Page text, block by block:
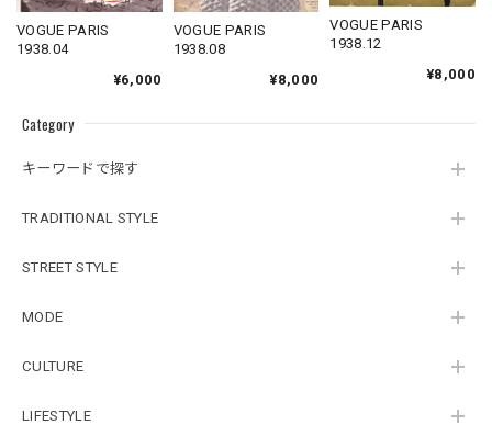
Category
キーワードで探す
TRADITIONAL STYLE
STREET STYLE
MODE
CULTURE
LIFESTYLE
VOGUE PARIS
1938.04
¥6,000
VOGUE PARIS
1938.08
¥8,000
VOGUE PARIS
1938.12
¥8,000